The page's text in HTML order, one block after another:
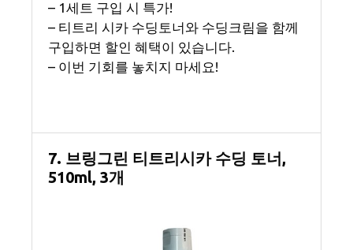
– 1세트 구입 시 특가!
– 티트리 시카 수딩토너와 수딩크림을 함께
구입하면 할인 혜택이 있습니다.
– 이번 기회를 놓치지 마세요!
7. 브링그린 티트리시카 수딩 토너,
510ml, 3개